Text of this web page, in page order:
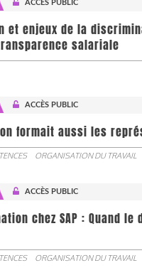
ACCÈS PUBLIC
et enjeux de la
salariale
ACCÈS PUBLIC
formait aussi les
ORGANISATION DU TRAVAIL
ACCÈS PUBLIC
chez SAP : Quand
ORGANISATION DU TRAVAIL